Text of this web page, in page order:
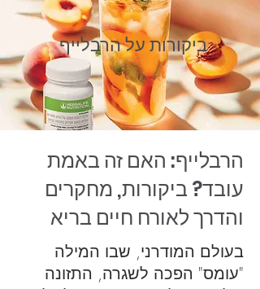
ביקורות על הרבלייף
הרבלייף: האם זה באמת
עובד? ביקורות, מחקרים
והדרך לאורח חיים בריא
בעולם המודרני, שבו המילה
"עומס" הפכה לשגרה, התזונה